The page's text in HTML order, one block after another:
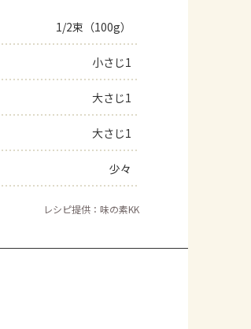
コンテンツ
レシピ
トーク
よくあるお問い合わせ
お買い物
AJINOMOTO PARK とは
1/2束（100g）
小さじ1
大さじ1
大さじ1
少々
レシピ提供：味の素KK